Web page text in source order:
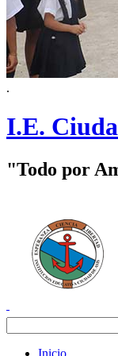
.
I.E.
"Todo por
Inicio